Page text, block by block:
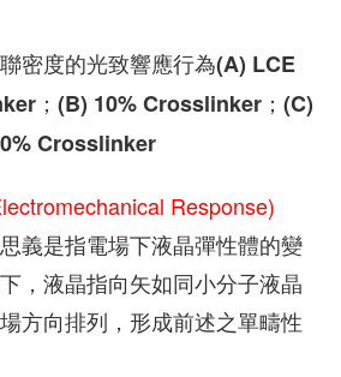
密度的光致響應行為(A) LCE
；(B) 10% Crosslinker；(C)
Crosslinker
Response)
義是指電場下液晶彈性體的變
，液晶指向矢如同小分子液晶
方向排列，形成前述之單疇性